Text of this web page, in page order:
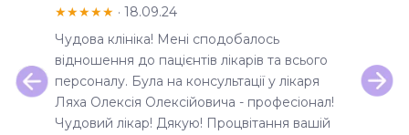
★★★★★ · 18.09.24
Чудова клініка! Мені сподобалось
відношення до пацієнтів лікарів та всього
персоналу. Була на консультації у лікаря
Ляха Олексія Олексійовича - професіонал!
Чудовий лікар! Дякую! Процвітання вашій
часу